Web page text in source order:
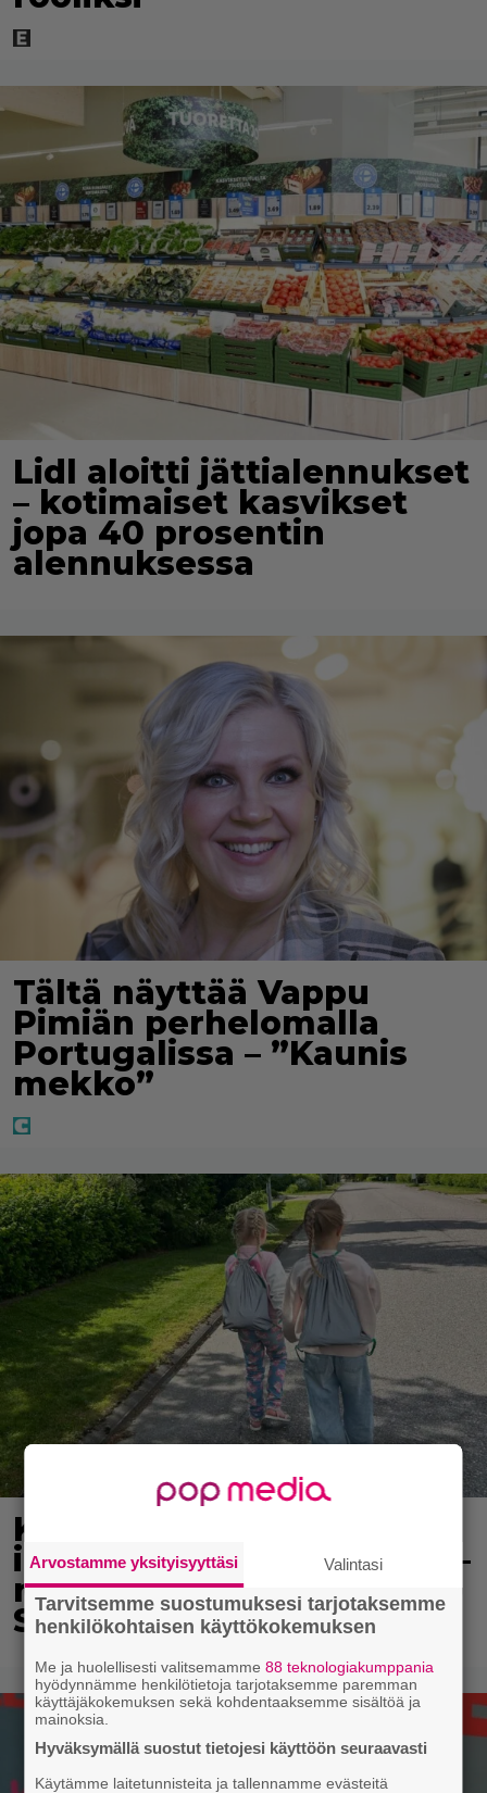
Lidl aloitti jättialennukset
– kotimaiset kasvikset
jopa 40 prosentin
alennuksessa
Tältä näyttää Vappu
Pimiän perhelomalla
Portugalissa – ”Kaunis
mekko”
Koululaisille jaetaan
ilmaisia heijastinreppuja –
näin voit lunastaa omasi
S-marketista
Arvostamme yksityisyyttäsi Valintasi
Tarvitsemme suostumuksesi tarjotaksemme
henkilökohtaisen käyttökokemuksen
Me ja huolellisesti valitsemamme88 teknologiakumppania
hyödynnämme henkilötietoja tarjotaksemme paremman
käyttäjäkokemuksen sekä kohdentaaksemme sisältöä ja
mainoksia.
Hyväksymällä suostut tietojesi käyttöön seuraavasti
Käytämme laitetunnisteita ja tallennamme evästeitä